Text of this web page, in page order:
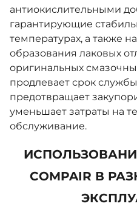
антиокислительными
гарантирующие
температурах, а также
образования лаковых
оригинальных
продлевает срок
предотвращает
уменьшает затраты на
обслуживание.
COMPAIR В